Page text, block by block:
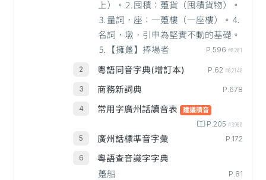
上）。⒉囤積：躉貨（囤積貨物）。
⒊量詞，座：一躉樓（一座樓）。⒋
名詞，墩，引申為堅實不動的基礎。
⒌【擁躉】捧場者
P.596 #8201
粵語同音字典(增訂本) P.62 #02140
商務新詞典 P.678
常用字廣州話讀音表 建議讀音
P.205 #3980
廣州話標準音字彙 P.172
粵語查音識字字典
躉船
P.81